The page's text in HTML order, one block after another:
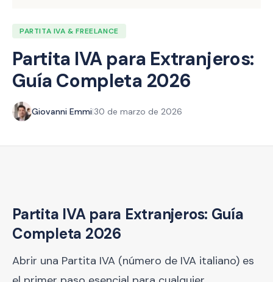
PARTITA IVA & FREELANCE
Partita IVA para Extranjeros:
Guía Completa 2026
Giovanni Emmi|30 de marzo de 2026
Partita IVA para Extranjeros: Guía
Completa 2026
Abrir una Partita IVA (número de IVA italiano) es